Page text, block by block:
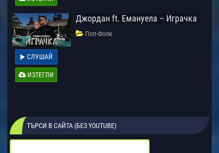
Джордан ft. Емануела – Играчка
Поп-Фолк
СЛУШАЙ
ИЗТЕГЛИ
ТЪРСИ В САЙТА (БЕЗ YOUTUBE)